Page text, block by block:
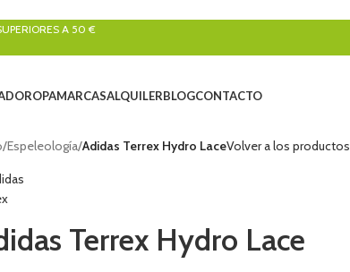
A 50 €
ROPAMARCASALQUILERBLOGCONTACTO
/Espeleología/Adidas Terrex Hydro LaceVolver a los productos
Terrex Hydro Lace